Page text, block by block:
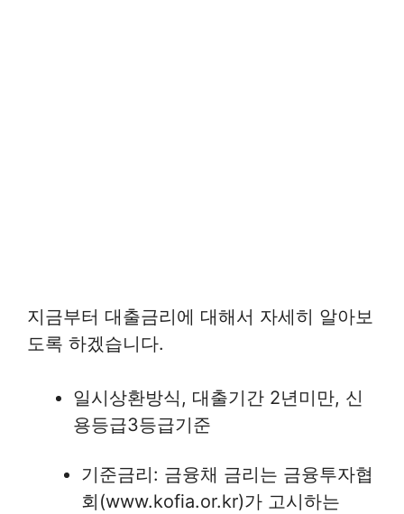
지금부터 대출금리에 대해서 자세히 알아보
도록 하겠습니다.
일시상환방식, 대출기간 2년미만, 신
용등급3등급기준
기준금리: 금융채 금리는 금융투자협
회(www.kofia.or.kr)가 고시하는